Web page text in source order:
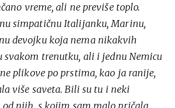
vreme, ali ne previše toplo.
simpatičnu Italijanku, Marinu,
devojku koja nema nikakvih
svakom trenutku, ali i jednu Nemicu
plikove po prstima, kao ja ranije,
više saveta. Bili su tu i neki
od njih, s kojim sam malo pričala,